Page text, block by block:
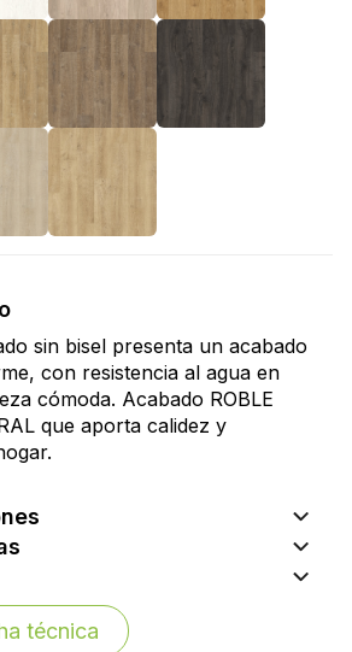
sin bisel presenta un acabado
con resistencia al agua en
cómoda. Acabado ROBLE
que aporta calidez y
técnica